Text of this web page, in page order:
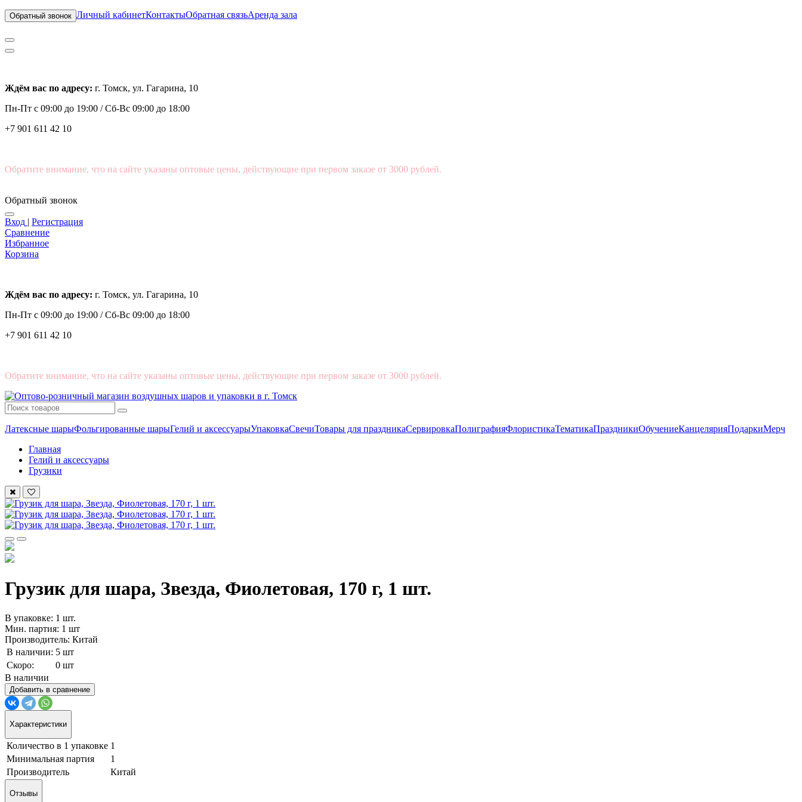
Обратный звонок Личный кабинетКонтактыОбратная связьАренда зала
Ждём вас по адресу: г. Томск, ул. Гагарина, 10
Пн-Пт с 09:00 до 19:00 /Сб-Вс 09:00 до 18:00
+7 901 611 42 10
Обратите внимание, что на сайте указаны оптовые цены, действующие при первом заказе от 3000 рублей.
Обратный звонок
Вход | Регистрация
Сравнение
Избранное
Корзина
Ждём вас по адресу: г. Томск, ул. Гагарина, 10
Пн-Пт с 09:00 до 19:00 /Сб-Вс 09:00 до 18:00
+7 901 611 42 10
Обратите внимание, что на сайте указаны оптовые цены, действующие при первом заказе от 3000 рублей.
Латексные шарыФольгированные шарыГелий и аксессуарыУпаковкаСвечиТовары для праздникаСервировкаПолиграфияФлористикаТематикаПраздникиОбучениеКанцелярияПодаркиМерч
Главная
Гелий и аксессуары
Грузики
Грузик для шара, Звезда, Фиолетовая, 170 г, 1 шт.
В упаковке: 1 шт.
Мин. партия: 1 шт
Производитель: Китай
В наличии: 5 шт
Скоро:
0 шт
В наличии
Добавить в сравнение
Характеристики
Количество в 1 упаковке 1
Минимальная партия
1
Производитель
Китай
Отзывы